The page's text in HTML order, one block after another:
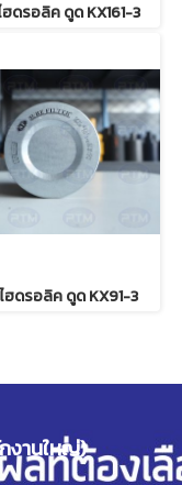
ดรอลิค ดูด KX161-3
ฮดรอลิค ดูด KX91-3
งานใหญ่)